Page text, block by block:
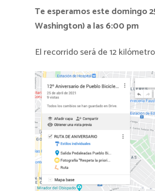
Te esperamos este domingo
Washington) a las 6:00 pm
El recorrido será de 12